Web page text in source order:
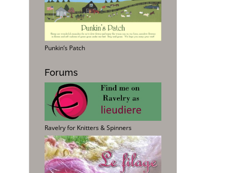
Punkin’s Patch
Forums
Ravelry for Knitters & Spinners